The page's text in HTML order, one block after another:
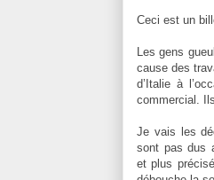
Ceci est un
Les gens
cause des
d’Italie à
commercial.
Je vais les
sont pas dus
et plus